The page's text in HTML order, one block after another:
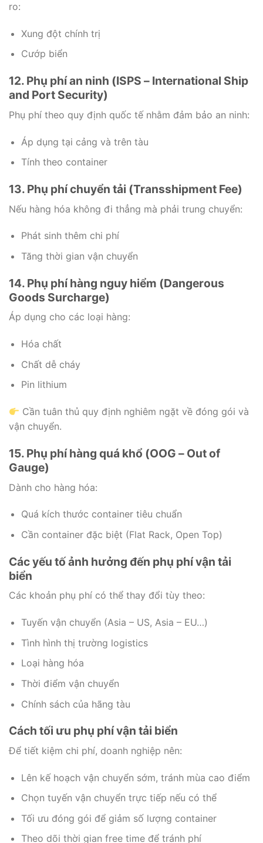
ro:
Xung đột chính trị
Cướp biển
12. Phụ phí an ninh (ISPS – International Ship
and Port Security)
Phụ phí theo quy định quốc tế nhằm đảm bảo an ninh:
Áp dụng tại cảng và trên tàu
Tính theo container
13. Phụ phí chuyển tải (Transshipment Fee)
Nếu hàng hóa không đi thẳng mà phải trung chuyển:
Phát sinh thêm chi phí
Tăng thời gian vận chuyển
14. Phụ phí hàng nguy hiểm (Dangerous
Goods Surcharge)
Áp dụng cho các loại hàng:
Hóa chất
Chất dễ cháy
Pin lithium
Cần tuân thủ quy định nghiêm ngặt về đóng gói và
vận chuyển.
15. Phụ phí hàng quá khổ (OOG – Out of
Gauge)
Dành cho hàng hóa:
Quá kích thước container tiêu chuẩn
Cần container đặc biệt (Flat Rack, Open Top)
Các yếu tố ảnh hưởng đến phụ phí vận tải
biển
Các khoản phụ phí có thể thay đổi tùy theo:
Tuyến vận chuyển (Asia – US, Asia – EU…)
Tình hình thị trường logistics
Loại hàng hóa
Thời điểm vận chuyển
Chính sách của hãng tàu
Cách tối ưu phụ phí vận tải biển
Để tiết kiệm chi phí, doanh nghiệp nên:
Lên kế hoạch vận chuyển sớm, tránh mùa cao điểm
Chọn tuyến vận chuyển trực tiếp nếu có thể
Tối ưu đóng gói để giảm số lượng container
Theo dõi thời gian free time để tránh phí